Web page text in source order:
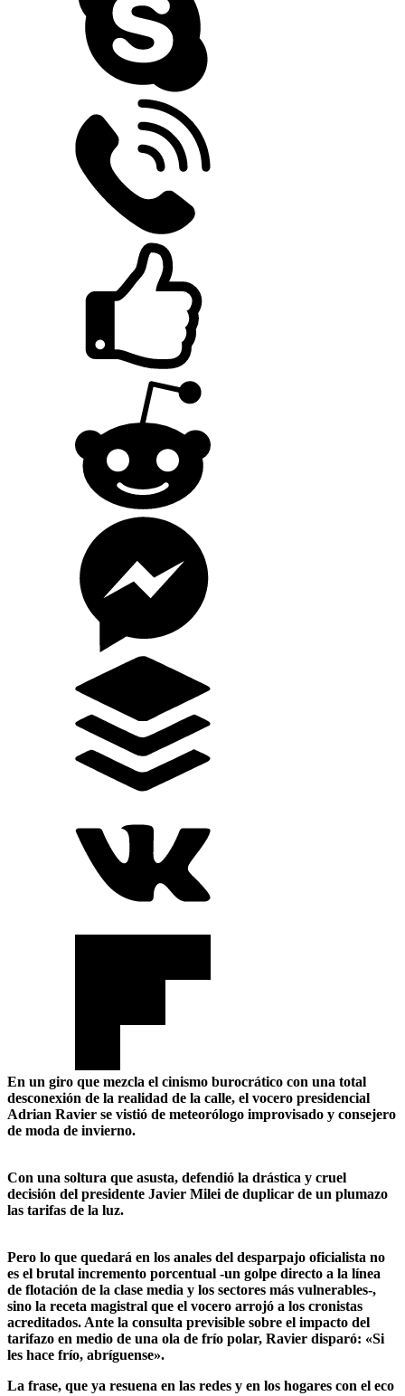
En un giro que mezcla el cinismo burocrático con una total
desconexión de la realidad de la calle, el vocero presidencial
Adrian Ravier se vistió de meteorólogo improvisado y consejero
de moda de invierno.
Con una soltura que asusta, defendió la drástica y cruel
decisión del presidente Javier Milei de duplicar de un plumazo
las tarifas de la luz.
Pero lo que quedará en los anales del desparpajo oficialista no
es el brutal incremento porcentual -un golpe directo a la línea
de flotación de la clase media y los sectores más vulnerables-,
sino la receta magistral que el vocero arrojó a los cronistas
acreditados. Ante la consulta previsible sobre el impacto del
tarifazo en medio de una ola de frío polar, Ravier disparó: «Si
les hace frío, abríguense».
La frase, que ya resuena en las redes y en los hogares con el eco